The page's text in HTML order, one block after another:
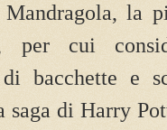
la
per cui
bacchette e
di Harry